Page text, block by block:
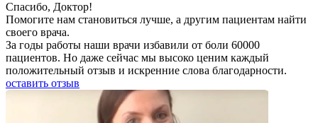
Спаcибо, Доктор!
Помогите нам становиться лучше, а другим пациентам найти
своего врача.
За годы работы наши врачи избавили от боли 60000
пациентов. Но даже сейчас мы высоко ценим каждый
положительный отзыв и искренние слова благодарности.
оставить отзыв